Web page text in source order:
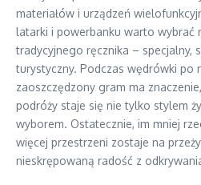
materiałów i urządzeń
latarki i powerbanku warto wybrać
tradycyjnego ręcznika – specjalny,
turystyczny. Podczas wędrówki po
zaoszczędzony gram ma
podróży staje się nie tylko stylem
wyborem. Ostatecznie, im mniej
więcej przestrzeni zostaje na
nieskrępowaną radość z